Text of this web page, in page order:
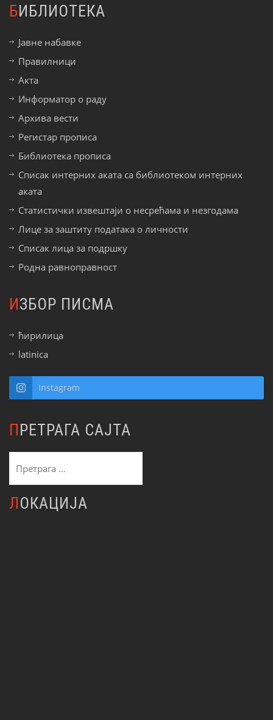
БИБЛИОТЕКА
Јавне набавке
Правилници
Акта
Информатор о раду
Архива вести
Регистар прописа
Библиотека прописа
Списак интерних аката са библиотеком интерних
аката
Статистички извештаји о несрећама и незгодама
Лице за заштиту података о личности
Списак лица за подршку
Родна равноправност
ИЗБОР ПИСМА
ћирилица
latinica
Instagram
ПРЕТРАГА САЈТА
за:
ЛОКАЦИЈА